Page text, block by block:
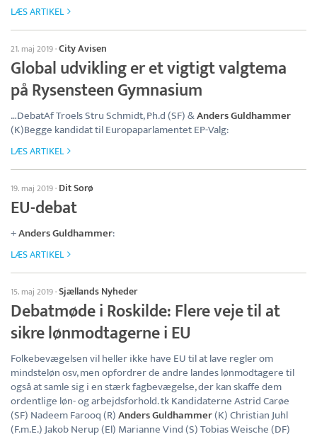
LÆS ARTIKEL
21. maj 2019·City Avisen
Global udvikling er et vigtigt valgtema
på Rysensteen Gymnasium
…DebatAf Troels Stru Schmidt, Ph.d (SF) &Anders Guldhammer
(K)Begge kandidat til Europaparlamentet EP-Valg:
LÆS ARTIKEL
19. maj 2019· Dit Sorø
EU-debat
+Anders Guldhammer:
LÆS ARTIKEL
15. maj 2019·Sjællands Nyheder
Debatmøde i Roskilde: Flere veje til at
sikre lønmodtagerne i EU
Folkebevægelsen vil heller ikke have EU til at lave regler om
mindsteløn osv, men opfordrer de andre landes lønmodtagere til
også at samle sig i en stærk fagbevægelse, der kan skaffe dem
ordentlige løn- og arbejdsforhold. tk Kandidaterne Astrid Carøe
(SF) Nadeem Farooq (R)Anders Guldhammer(K) Christian Juhl
(F.m.E.) Jakob Nerup (El) Marianne Vind (S) Tobias Weische (DF)